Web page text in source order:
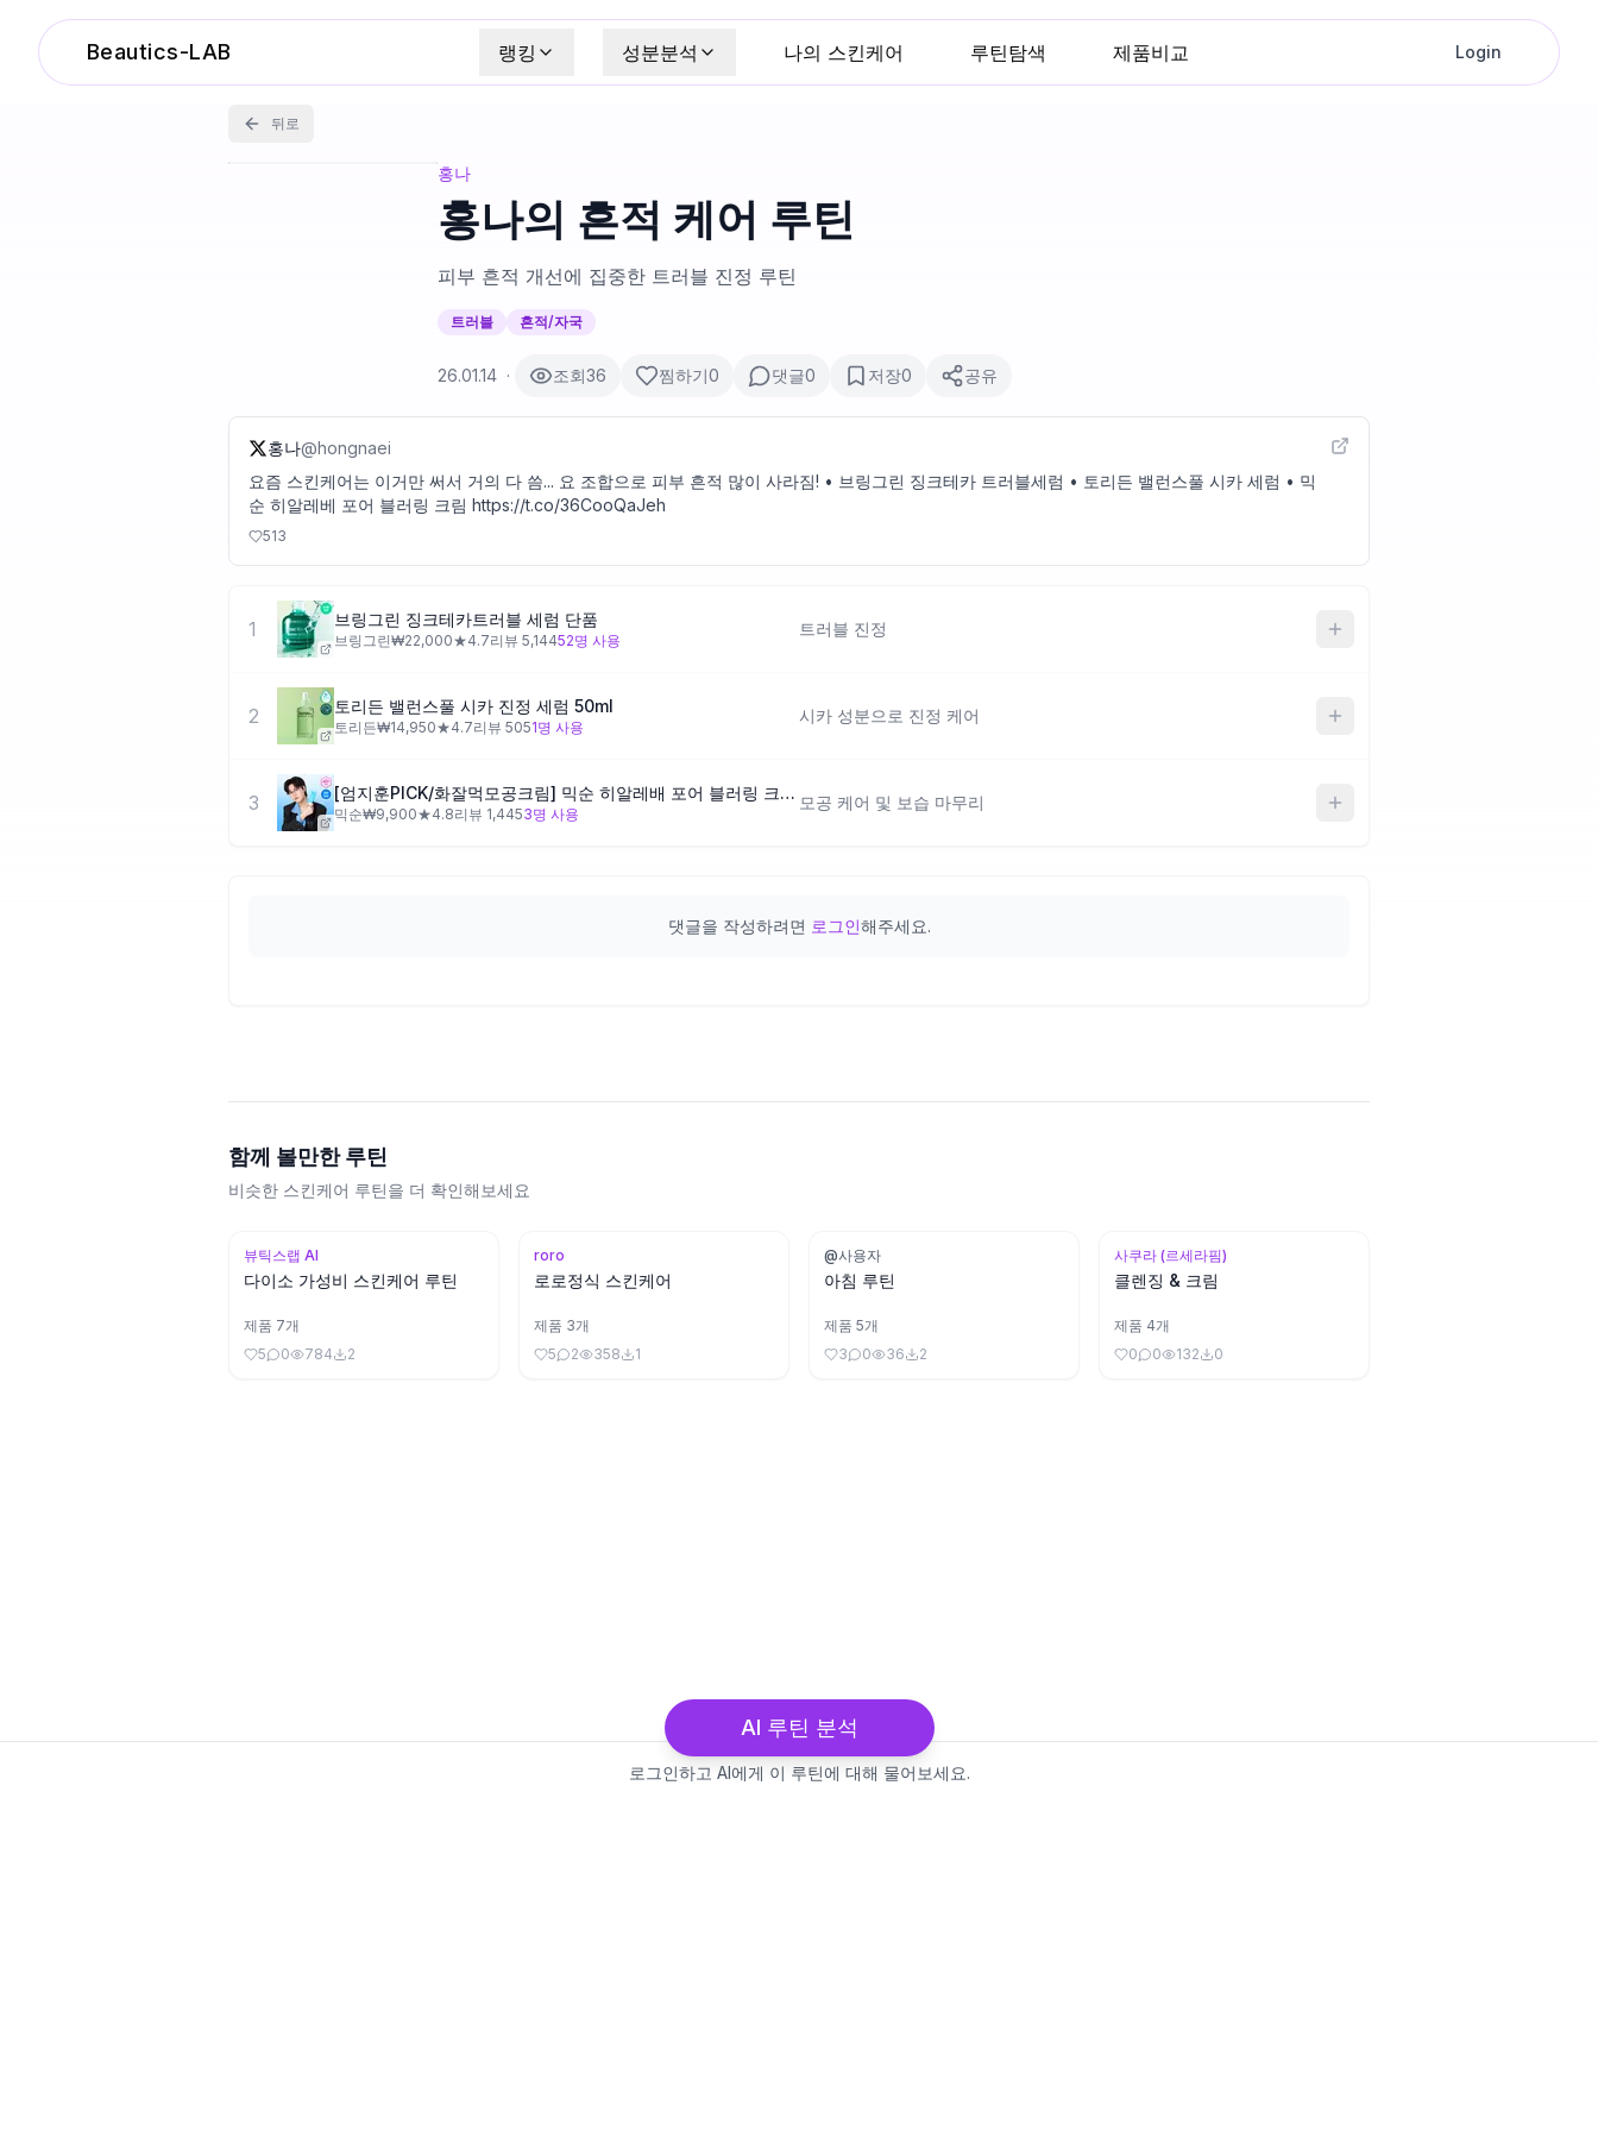
Beautics-LAB 랭킹 성분분석 나의 스킨케어 루틴탐색 제품비교 Login
뒤로
홍나
홍나의 흔적 케어 루틴
피부 흔적 개선에 집중한 트러블 진정 루틴
트러블 흔적/자국
26.01.14 · 조회36 찜하기0 댓글0 저장0 공유
홍나@hongnaei
요즘 스킨케어는 이거만 써서 거의 다 씀... 요 조합으로 피부 흔적 많이 사라짐! • 브링그린 징크테카 트러블세럼 • 토리든 밸런스풀 시카 세럼 • 믹
순 히알레베 포어 블러링 크림 https://t.co/36CooQaJeh
513
1 브링그린 징크테카트러블 세럼 단품
브링그린₩22,000★4.7리뷰 5,14452명 사용
트러블 진정
2 토리든 밸런스풀 시카 진정 세럼 50ml
토리든₩14,950★4.7리뷰 5051명 사용
시카 성분으로 진정 케어
3 [엄지훈PICK/화잘먹모공크림] 믹순 히알레배 포어 블러링 크림 50ml
믹순₩9,900★4.8리뷰 1,4453명 사용
모공 케어 및 보습 마무리
댓글을 작성하려면 로그인해주세요.
함께 볼만한 루틴
비슷한 스킨케어 루틴을 더 확인해보세요
뷰틱스랩 AI
다이소 가성비 스킨케어 루틴
제품 7개
5
0 784 2
roro
로로정식 스킨케어
제품 3개
5
2 358 1
@사용자
아침 루틴
제품 5개
3
0 36 2
사쿠라 (르세라핌)
클렌징 & 크림
제품 4개
0
0 132 0
로그인하고 AI에게 이 루틴에 대해 물어보세요.
AI 루틴 분석